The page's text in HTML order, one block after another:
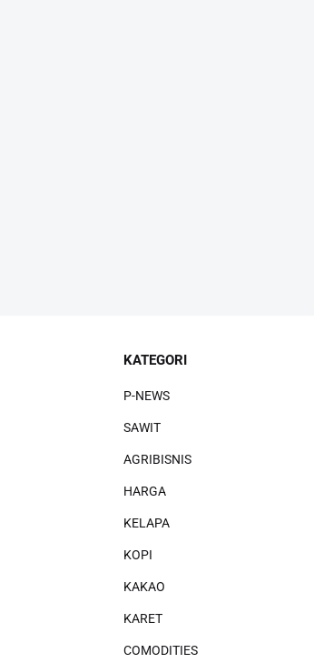
KATEGORI
P-NEWS
SAWIT
AGRIBISNIS
HARGA
KELAPA
KOPI
KAKAO
KARET
COMODITIES